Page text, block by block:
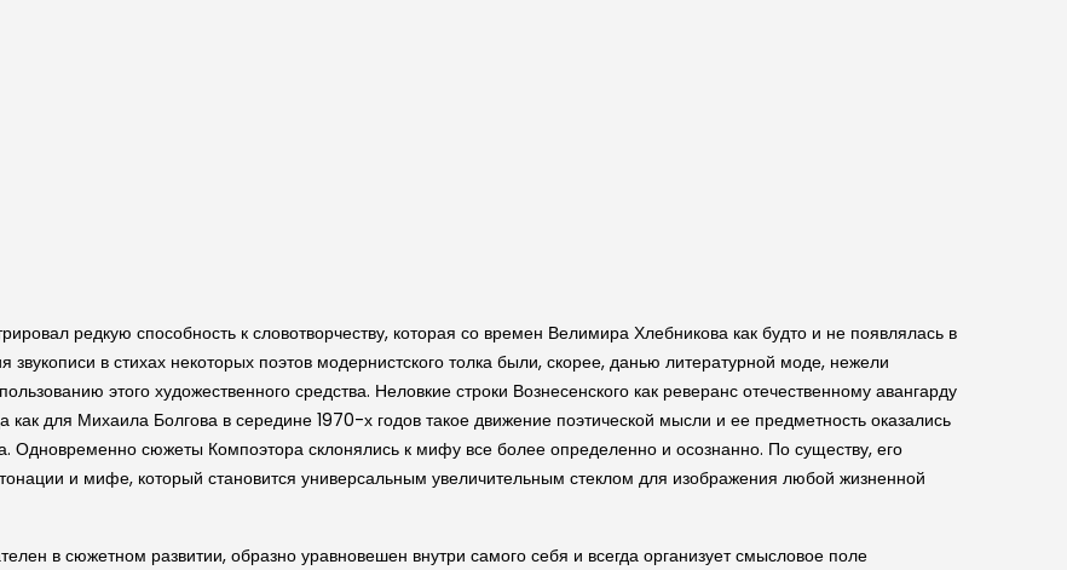
редкую способность к словотворчеству, которая со времен Велимира Хлебникова как будто и не появлялась в
в стихах некоторых поэтов модернистского толка были, скорее, данью литературной моде, нежели
этого художественного средства. Неловкие строки Вознесенского как реверанс отечественному авангарду
как для Михаила Болгова в середине 1970-х годов такое движение поэтической мысли и ее предметность оказались
Одновременно сюжеты Компоэтора склонялись к мифу все более определенно и осознанно. По существу, его
и мифе, который становится универсальным увеличительным стеклом для изображения любой жизненной
в сюжетном развитии, образно уравновешен внутри самого себя и всегда организует смысловое поле